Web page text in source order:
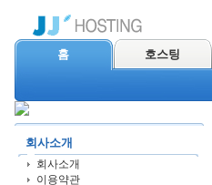
홈 호스팅
회사소개
회사소개
이용약관